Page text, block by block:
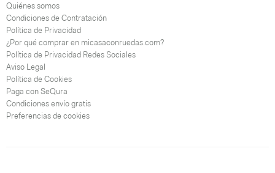
Quiénes somos
Condiciones de Contratación
Política de Privacidad
¿Por qué comprar en micasaconruedas.com?
Política de Privacidad Redes Sociales
Aviso Legal
Política de Cookies
Paga con SeQura
Condiciones envío gratis
Preferencias de cookies